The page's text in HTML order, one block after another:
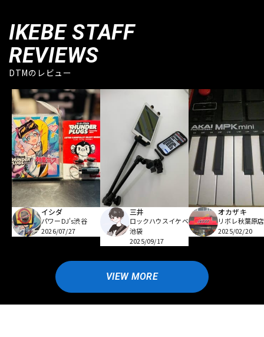
IKEBE STAFF
REVIEWS
DTMのレビュー
イシダ
パワーDJ's渋谷
2026/07/27
三井
ロックハウスイケベ
池袋
2025/09/17
オカザキ
リボレ秋葉原店
2025/02/20
VIEW MORE